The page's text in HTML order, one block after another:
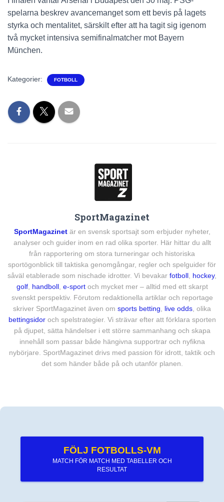
spelarna beskrev avancemanget som ett bevis på lagets
styrka och mentalitet, särskilt efter att ha tagit sig igenom
två mycket intensiva semifinalmatcher mot Bayern
München.
Kategorier: FOTBOLL
SportMagazinet
SportMagazinetär en svensk sportsajt som erbjuder nyheter,
analyser och guider inom en rad olika sporter. Här hittar du allt
från rapportering om stora turneringar och historiska
sportögonblick till taktiska genomgångar, regler och spelguider för
såväl etablerade som nischade idrotter. Vi bevakar fotboll hockey,
golf, handboll, e-sportoch mycket mer – alltid med ett skarpt
svenskt perspektiv. Förutom redaktionella artiklar och reportage
skriver SportMagazinet även om sports betting live odds , olika
bettingsidoroch spelstrategier. Vi strävar efter att förklara sporten
på djupet, sätta händelser i ett större sammanhang och skapa
innehåll som passar både hängivna supportrar och nyfikna
nybörjare. SportMagazinet drivs med passion för idrott, taktik och
det som händer både på och utanför planen.
FÖLJ FOTBOLLS-VM
MATCH FÖR MATCH MED TABELLER OCH
RESULTAT